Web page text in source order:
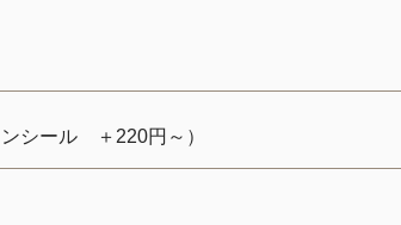
シール ＋220円～）